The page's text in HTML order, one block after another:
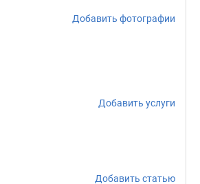
Добавить фотографии
Добавить услуги
Добавить статью